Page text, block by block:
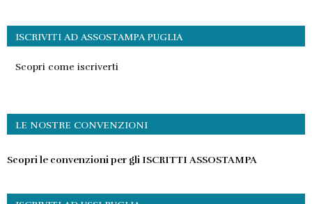
ISCRIVITI AD ASSOSTAMPA PUGLIA
Scopri come iscriverti
LE NOSTRE CONVENZIONI
Scopri le convenzioni per gli ISCRITTI ASSOSTAMPA